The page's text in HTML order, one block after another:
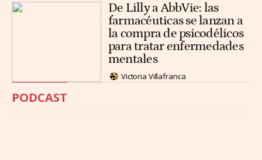
De Lilly a AbbVie: las
farmacéuticas se lanzan a
la compra de psicodélicos
para tratar enfermedades
mentales
Victoria Villafranca
PODCAST